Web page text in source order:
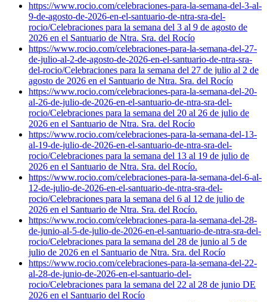
https://www.rocio.com/celebraciones-para-la-semana-del-3-al-
9-de-agosto-de-2026-en-el-santuario-de-ntra-sra-del-
rocio/Celebraciones para la semana del 3 al 9 de agosto de
2026 en el Santuario de Ntra. Sra. del Rocío
https://www.rocio.com/celebraciones-para-la-semana-del-27-
de-julio-al-2-de-agosto-de-2026-en-el-santuario-de-ntra-sra-
del-rocio/Celebraciones para la semana del 27 de julio al 2 de
agosto de 2026 en el Santuario de Ntra. Sra. del Rocío
https://www.rocio.com/celebraciones-para-la-semana-del-20-
al-26-de-julio-de-2026-en-el-santuario-de-ntra-sra-del-
rocio/Celebraciones para la semana del 20 al 26 de julio de
2026 en el Santuario de Ntra. Sra. del Rocío
https://www.rocio.com/celebraciones-para-la-semana-del-13-
al-19-de-julio-de-2026-en-el-santuario-de-ntra-sra-del-
rocio/Celebraciones para la semana del 13 al 19 de julio de
2026 en el Santuario de Ntra. Sra. del Rocío.
https://www.rocio.com/celebraciones-para-la-semana-del-6-al-
12-de-julio-de-2026-en-el-santuario-de-ntra-sra-del-
rocio/Celebraciones para la semana del 6 al 12 de julio de
2026 en el Santuario de Ntra. Sra. del Rocío.
https://www.rocio.com/celebraciones-para-la-semana-del-28-
de-junio-al-5-de-julio-de-2026-en-el-santuario-de-ntra-sra-del-
rocio/Celebraciones para la semana del 28 de junio al 5 de
julio de 2026 en el Santuario de Ntra. Sra. del Rocío
https://www.rocio.com/celebraciones-para-la-semana-del-22-
al-28-de-junio-de-2026-en-el-santuario-del-
rocio/Celebraciones para la semana del 22 al 28 de junio DE
2026 en el Santuario del Rocío